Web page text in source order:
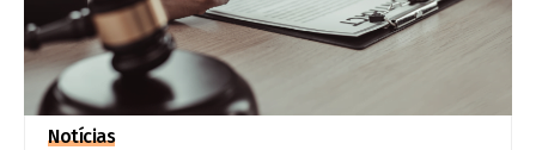
Notícias